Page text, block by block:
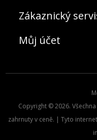
Zákaznický
Můj účet
Copyright © 2026.
zahrnuty v ceně. | Tyto